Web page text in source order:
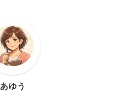
あゆう